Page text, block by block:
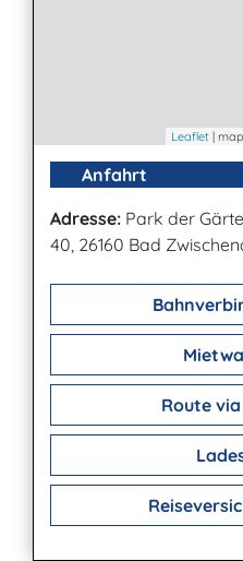
Leaflet |
Anfahrt
Adresse: Park der
40, 26160 Bad
Route